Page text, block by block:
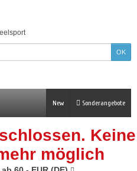
Sonderangebote
New
Keine
möglich